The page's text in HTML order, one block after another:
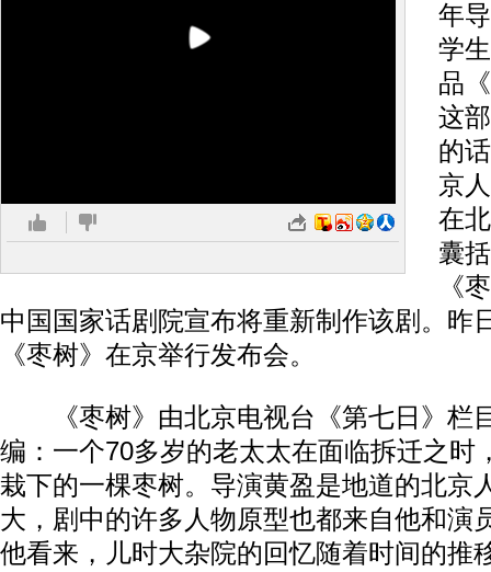
年
学
品
这
的
京
在
囊
《
中国国家话剧院宣布将重新制作该剧。昨
《枣树》在京举行发布会。
《枣树》由北京电视台《第七日》栏
编：一个70多岁的老太太在面临拆迁之时
栽下的一棵枣树。导演黄盈是地道的北京
大，剧中的许多人物原型也都来自他和演
他看来，儿时大杂院的回忆随着时间的推